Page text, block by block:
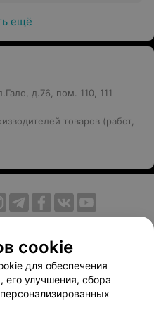
ещё
д.76, пом. 110, 111
товаров (работ,
Публичный договор
Способы оплаты
Партнеры
103.by
cookie
для обеспечения
его улучшения, сбора